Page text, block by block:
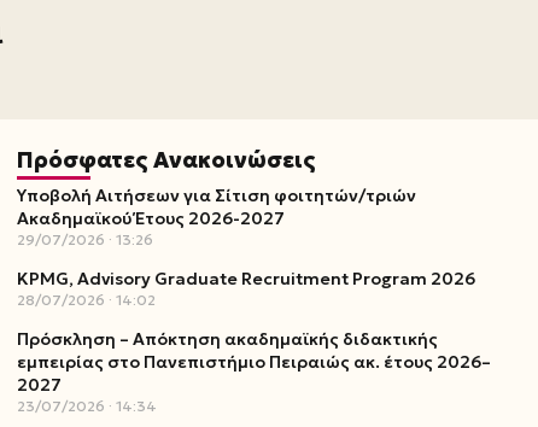
Πρόσφατες Ανακοινώσεις
Υποβολή Αιτήσεων για Σίτιση φοιτητών/τριών
Ακαδημαϊκού Έτους 2026-2027
29/07/2026 13:26
KPMG, Advisory Graduate Recruitment Program 2026
28/07/2026 14:02
Πρόσκληση – Απόκτηση ακαδημαϊκής διδακτικής
εμπειρίας στο Πανεπιστήμιο Πειραιώς ακ. έτους 2026–
2027
23/07/2026 14:34